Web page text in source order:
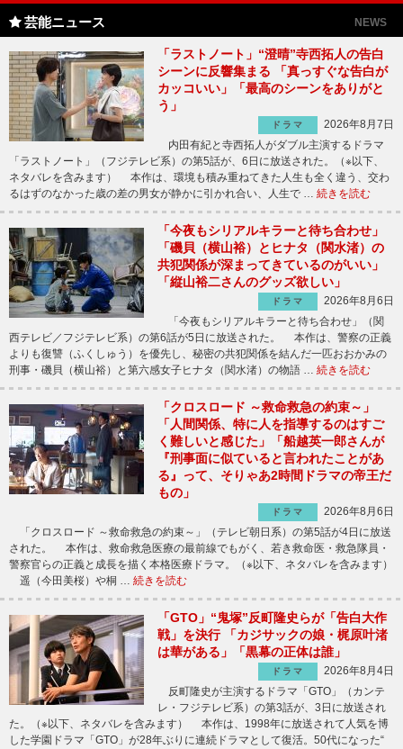
芸能ニュース NEWS
「ラストノート」“澄晴”寺西拓人の告白
シーンに反響集まる 「真っすぐな告白が
カッコいい」「最高のシーンをありがと
う」
ドラマ
2026年8月7日
内田有紀と寺西拓人がダブル主演するドラマ
「ラストノート」（フジテレビ系）の第5話が、6日に放送された。（※以下、
ネタバレを含みます） 本作は、環境も積み重ねてきた人生も全く違う、交わ
るはずのなかった歳の差の男女が静かに引かれ合い、人生で … 続きを読む
「今夜もシリアルキラーと待ち合わせ」
「磯貝（横山裕）とヒナタ（関水渚）の
共犯関係が深まってきているのがいい」
「縦山裕二さんのグッズ欲しい」
ドラマ
2026年8月6日
「今夜もシリアルキラーと待ち合わせ」（関
西テレビ／フジテレビ系）の第6話が5日に放送された。 本作は、警察の正義
よりも復讐（ふくしゅう）を優先し、秘密の共犯関係を結んだ一匹おおかみの
刑事・磯貝（横山裕）と第六感女子ヒナタ（関水渚）の物語 … 続きを読む
「クロスロード ～救命救急の約束～」
「人間関係、特に人を指導するのはすご
く難しいと感じた」「船越英一郎さんが
『刑事面に似ていると言われたことがあ
る』って、そりゃあ2時間ドラマの帝王だ
もの」
ドラマ
2026年8月6日
「クロスロード ～救命救急の約束～」（テレビ朝日系）の第5話が4日に放送
された。 本作は、救命救急医療の最前線でもがく、若き救命医・救急隊員・
警察官らの正義と成長を描く本格医療ドラマ。（※以下、ネタバレを含みます）
遥（今田美桜）や桐 … 続きを読む
「GTO」“鬼塚”反町隆史らが「告白大作
戦」を決行 「カジサックの娘・梶原叶渚
は華がある」「黒幕の正体は誰」
ドラマ
2026年8月4日
反町隆史が主演するドラマ「GTO」（カンテ
レ・フジテレビ系）の第3話が、3日に放送され
た。（※以下、ネタバレを含みます） 本作は、1998年に放送されて人気を博
した学園ドラマ「GTO」が28年ぶりに連続ドラマとして復活。50代になった“